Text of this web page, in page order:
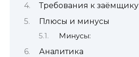
Требования к заёмщику
Плюсы и минусы
Минусы:
Аналитика